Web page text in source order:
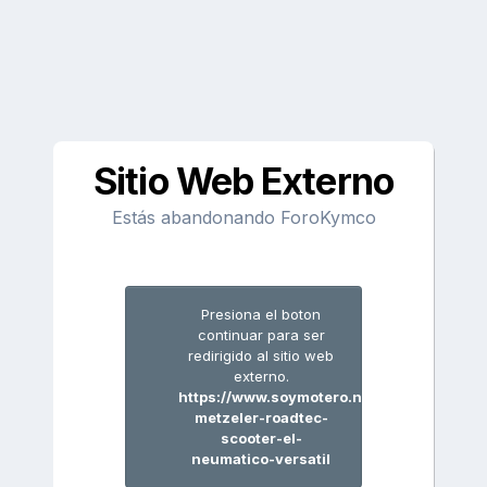
Sitio Web Externo
Estás abandonando ForoKymco
Presiona el boton
continuar para ser
redirigido al sitio web
externo.
https://www.soymotero.net/nuevo-
metzeler-roadtec-
scooter-el-
neumatico-versatil